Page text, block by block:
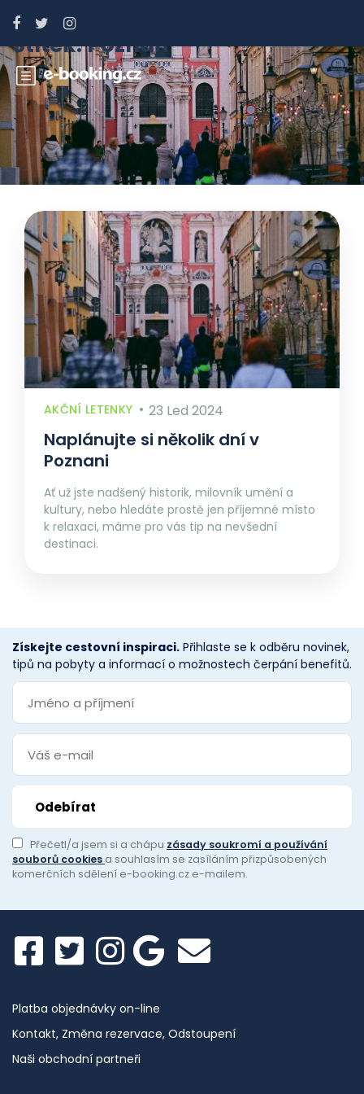
Štítek:Poznaň
AKČNÍ LETENKY 23 Led 2024
Naplánujte si několik dní v
Poznani
Ať už jste nadšený historik, milovník umění a
kultury, nebo hledáte prostě jen příjemné místo
k relaxaci, máme pro vás tip na nevšední
destinaci.
Získejte cestovní inspiraci. Přihlaste se k odběru novinek,
tipů na pobyty a informací o možnostech čerpání benefitů.
Přečetl/a jsem si a chápu zásady soukromí a používání
souborů cookies a souhlasím se zasíláním přizpůsobených
komerčních sdělení e-booking.cz e-mailem.
Platba objednávky on-line
Kontakt, Změna rezervace, Odstoupení
Naši obchodní partneři